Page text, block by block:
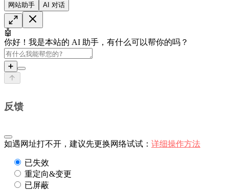
网站助手
AI 对话
🤖
你好！我是本站的 AI 助手，有什么可以帮你的吗？
➕
反馈
如遇网址打不开，建议先更换网络试试： 详细操作方法
已失效
重定向&变更
已屏蔽